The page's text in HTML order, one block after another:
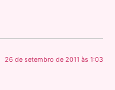
26 de setembro de 2011 às 1:03